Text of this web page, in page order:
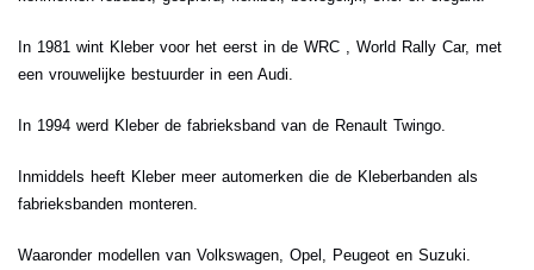
In 1981 wint Kleber voor het eerst in de WRC , World Rally Car, met
een vrouwelijke bestuurder in een Audi.
In 1994 werd Kleber de fabrieksband van de Renault Twingo.
Inmiddels heeft Kleber meer automerken die de Kleberbanden als
fabrieksbanden monteren.
Waaronder modellen van Volkswagen, Opel, Peugeot en Suzuki.